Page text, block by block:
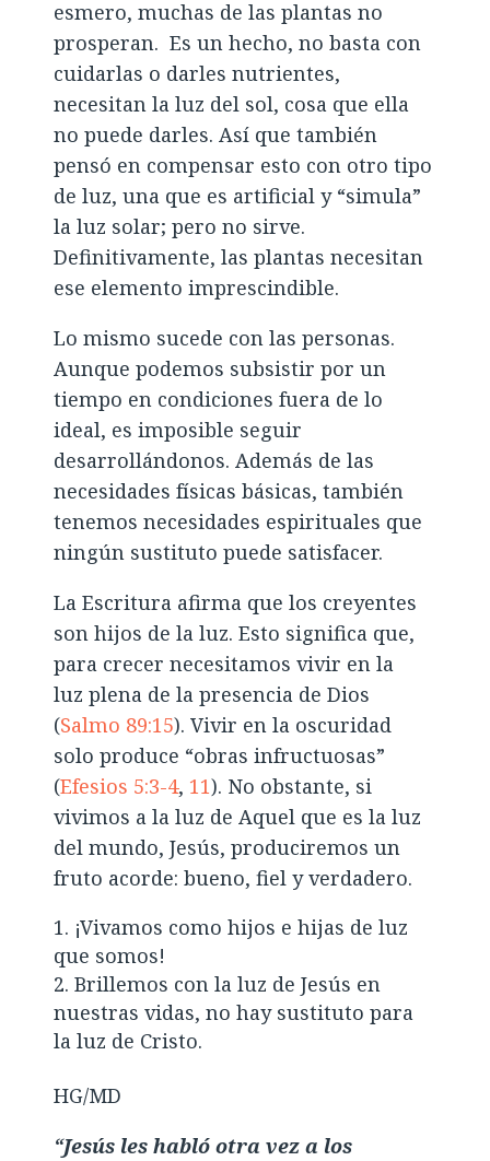
esmero, muchas de las plantas no
prosperan. Es un hecho, no basta con
cuidarlas o darles nutrientes,
necesitan la luz del sol, cosa que ella
no puede darles. Así que también
pensó en compensar esto con otro tipo
de luz, una que es artificial y “simula”
la luz solar; pero no sirve.
Definitivamente, las plantas necesitan
ese elemento imprescindible.
Lo mismo sucede con las personas.
Aunque podemos subsistir por un
tiempo en condiciones fuera de lo
ideal, es imposible seguir
desarrollándonos. Además de las
necesidades físicas básicas, también
tenemos necesidades espirituales que
ningún sustituto puede satisfacer.
La Escritura afirma que los creyentes
son hijos de la luz. Esto significa que,
para crecer necesitamos vivir en la
luz plena de la presencia de Dios
(Salmo 89:15). Vivir en la oscuridad
solo produce “obras infructuosas”
(Efesios 5:3-4, 11). No obstante, si
vivimos a la luz de Aquel que es la luz
del mundo, Jesús, produciremos un
fruto acorde: bueno, fiel y verdadero.
¡Vivamos como hijos e hijas de luz
que somos!
Brillemos con la luz de Jesús en
nuestras vidas, no hay sustituto para
la luz de Cristo.
HG/MD
“Jesús les habló otra vez a los